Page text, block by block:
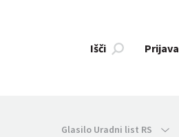
Išči Prijava
Glasilo Uradni list RS